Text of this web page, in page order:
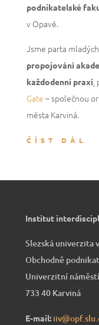
podnikatelské
v Opavě.
Jsme parta
propojování
každodenní praxí,
Gate – společnou
města Karviná.
ČÍST DÁL
Institut
Slezská univerzita
Obchodně
Univerzitní
733 40 Karviná
E-mail: